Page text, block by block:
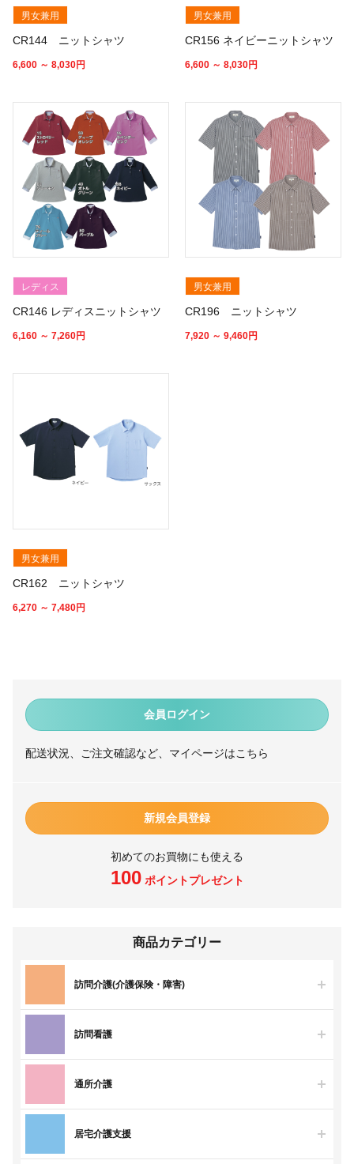
会員ログイン
配送状況、ご注文確認など、マイページはこちら
新規会員登録
初めてのお買物にも使える
100ポイントプレゼント
商品カテゴリー
訪問介護(介護保険・障害)
訪問看護
通所介護
居宅介護支援
男女兼用
CR144 ニットシャツ
6,600 ～ 8,030円
男女兼用
CR156 ネイビーニットシャツ
6,600 ～ 8,030円
レディス
CR146 レディスニットシャツ
6,160 ～ 7,260円
男女兼用
CR196 ニットシャツ
7,920 ～ 9,460円
男女兼用
CR162 ニットシャツ
6,270 ～ 7,480円